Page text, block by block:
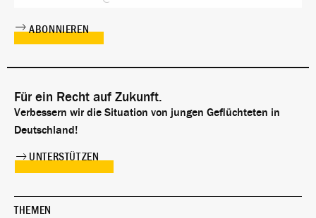
Für ein Recht auf Zukunft.
Verbessern wir die Situation von jungen Geflüchteten in
Deutschland!
UNTERSTÜTZEN
THEMEN